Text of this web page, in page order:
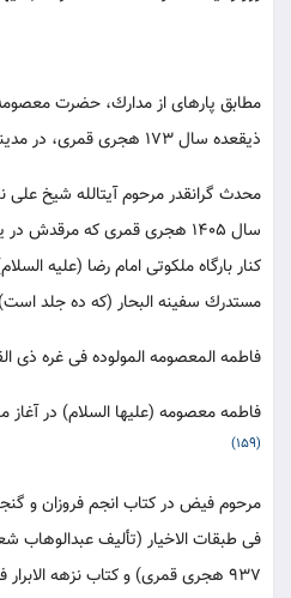
مطابق پاره‏اى از مدارك، حضرت معصومه
ذيقعده سال 173 هجرى قمرى، در مدينه چشم به جهان گشود.
محدث گرانقدر مرحوم آيت‏الله شيخ
سال 1405 هجرى قمرى كه
كنار بارگاه ملكوتى امام رضا (عليه
مستدرك سفينه البحار (كه ده جلد
فاطمه المعصومه المولوده فى غره ذى
فاطمه معصومه (عليها السلام) در آغاز
(159)
مرحوم فيض در كتاب انجم فروزان و
فى طبقات الاخيار (تأليف عبدالوهاب
937 هجرى قمرى) و كتاب نزهه